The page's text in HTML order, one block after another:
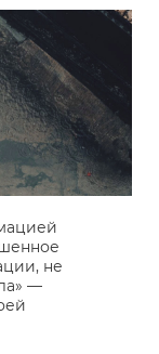
не
—